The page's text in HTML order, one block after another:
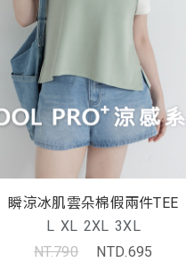
瞬涼冰肌雲朵棉假兩件TEE
L XL 2XL 3XL
NT.790
NTD.695